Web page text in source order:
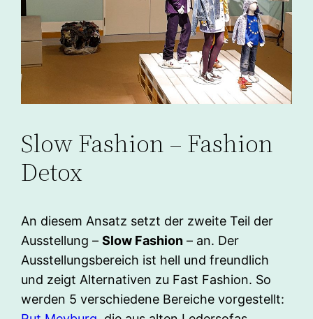
Slow Fashion – Fashion
Detox
An diesem Ansatz setzt der zweite Teil der
Ausstellung –Slow Fashion – an. Der
Ausstellungsbereich ist hell und freundlich
und zeigt Alternativen zu Fast Fashion. So
werden 5 verschiedene Bereiche vorgestellt: